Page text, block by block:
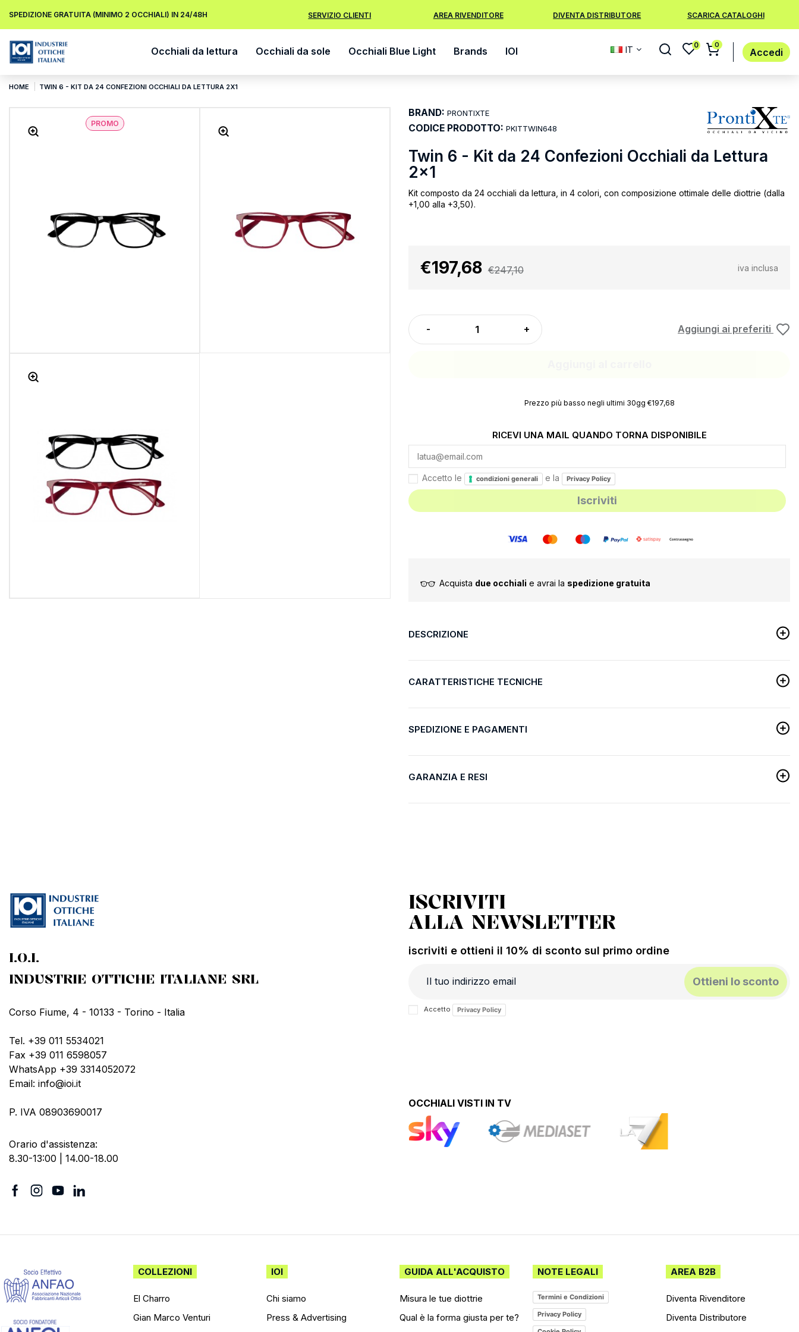
SPEDIZIONE GRATUITA (MINIMO 2 OCCHIALI) IN 24/48H SERVIZIO CLIENTI AREA RIVENDITORE DIVENTA DISTRIBUTORE SCARICA CATALOGHI
Occhiali da lettura Occhiali da sole Occhiali Blue Light Brands IOI IT 0 0
Accedi
HOME TWIN 6 - KIT DA 24 CONFEZIONI OCCHIALI DA LETTURA 2X1
PROMO
Twin 6 - Kit da 24 Confezioni Occhiali da Lettura
2x1
Kit composto da 24 occhiali da lettura, in 4 colori, con composizione ottimale delle diottrie (dalla
+1,00 alla +3,50).
BRAND: PRONTIXTE
CODICE PRODOTTO: PKITTWIN648
€197,68 €247,10 iva inclusa
Aggiungi ai preferiti
Prezzo più basso negli ultimi 30gg €197,68
RICEVI UNA MAIL QUANDO TORNA DISPONIBILE
Accetto le condizioni generali e la Privacy Policy
Acquista due occhiali e avrai la spedizione gratuita
DESCRIZIONE
CARATTERISTICHE TECNICHE
SPEDIZIONE E PAGAMENTI
GARANZIA E RESI
I.O.I.
INDUSTRIE OTTICHE ITALIANE SRL
Corso Fiume, 4 - 10133 - Torino - Italia
Tel. +39 011 5534021
Fax +39 011 6598057
WhatsApp +39 3314052072
Email: info@ioi.it
P. IVA 08903690017
Orario d'assistenza:
8.30-13:00 | 14.00-18.00
ISCRIVITI
ALLA NEWSLETTER
iscriviti e ottieni il 10% di sconto sul primo ordine
Ottieni lo sconto
Accetto Privacy Policy
OCCHIALI VISTI IN TV
COLLEZIONI
El Charro
Gian Marco Venturi
IOI
Chi siamo
Press & Advertising
GUIDA ALL'ACQUISTO
Misura le tue diottrie
Qual è la forma giusta per te?
NOTE LEGALI
Termini e Condizioni
Privacy Policy
AREA B2B
Diventa Rivenditore
Diventa Distributore